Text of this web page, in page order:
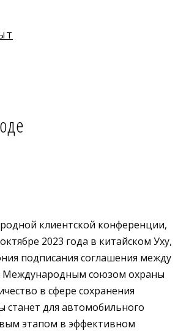
клиентской конференции,
2023 года в китайском Уху,
подписания соглашения между
Международным союзом охраны
в сфере сохранения
для автомобильного
этапом в эффективном